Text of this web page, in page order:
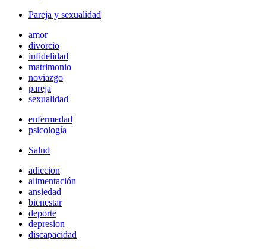
Pareja y sexualidad
amor
divorcio
infidelidad
matrimonio
noviazgo
pareja
sexualidad
enfermedad
psicología
Salud
adiccion
alimentación
ansiedad
bienestar
deporte
depresion
discapacidad